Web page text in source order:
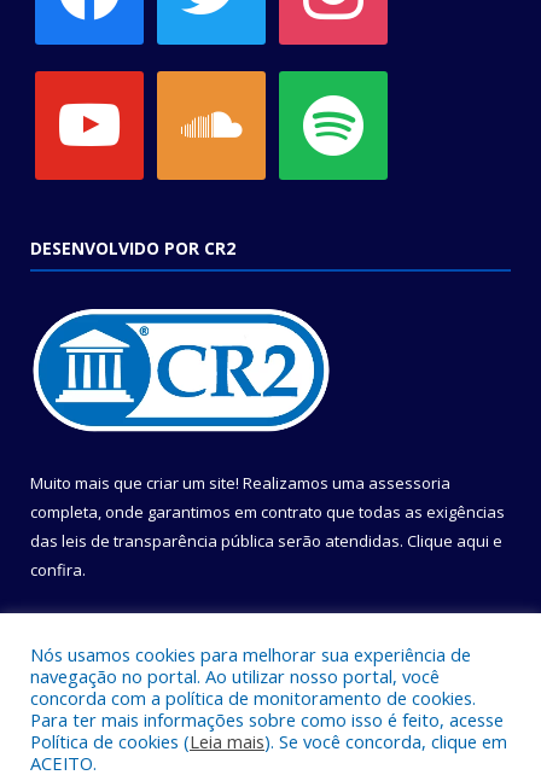
DESENVOLVIDO POR CR2
Muito mais que criar um site! Realizamos uma assessoria
completa, onde garantimos em contrato que todas as exigências
das leis de transparência pública serão atendidas. Clique aqui e
confira.
Todos os direitos reservados a Câmara Municipal de Belém.
Nós usamos cookies para melhorar sua experiência de
navegação no portal. Ao utilizar nosso portal, você
concorda com a política de monitoramento de cookies.
Para ter mais informações sobre como isso é feito, acesse
Política de cookies (Leia mais). Se você concorda, clique em
ACEITO.